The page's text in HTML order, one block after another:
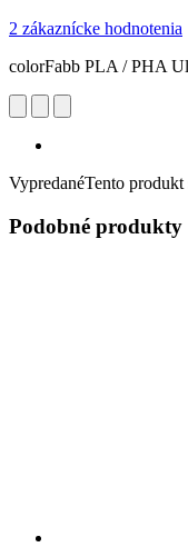
2 zákaznícke hodnotenia
colorFabb PLA / PHA
VypredanéTento produkt
Podobné produkty